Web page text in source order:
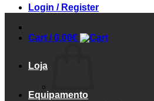
Login / Register
Cart /0.00€
Loja
Equipamento